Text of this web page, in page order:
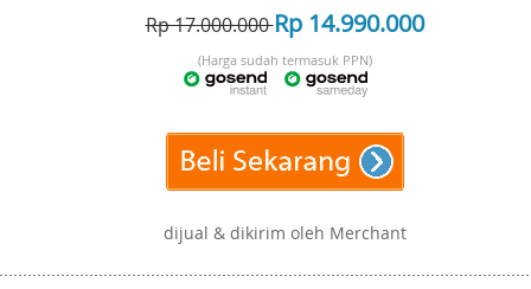
Rp 17.000.000Rp 14.990.000
(Harga sudah termasuk PPN)
dijual & dikirim oleh Merchant